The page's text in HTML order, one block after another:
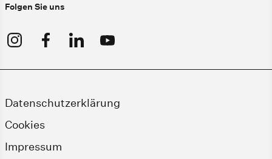
Folgen Sie uns
Datenschutzerklärung
Cookies
Impressum